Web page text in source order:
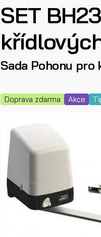
SET
Sada Pohonu pro
Doprava zdarma Akce